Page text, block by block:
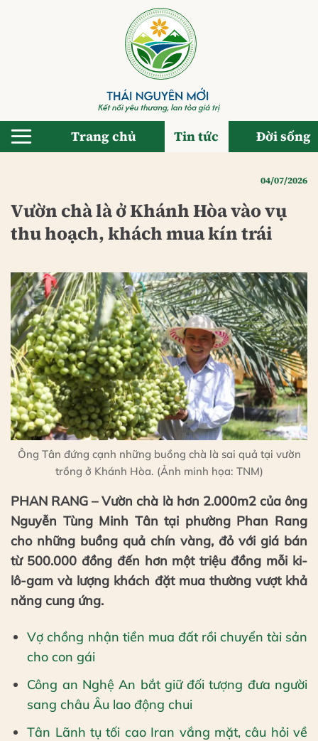
Trang chủ Tin tức Đời sống
04/07/2026
Vườn chà là ở Khánh Hòa vào vụ
thu hoạch, khách mua kín trái
Ông Tân đứng cạnh những buồng chà là sai quả tại vườn
trồng ở Khánh Hòa. (Ảnh minh họa: TNM)
PHAN RANG – Vườn chà là hơn 2.000m2 của ông
Nguyễn Tùng Minh Tân tại phường Phan Rang
cho những buồng quả chín vàng, đỏ với giá bán
từ 500.000 đồng đến hơn một triệu đồng mỗi ki-
lô-gam và lượng khách đặt mua thường vượt khả
năng cung ứng.
Vợ chồng nhận tiền mua đất rồi chuyển tài sản
cho con gái
Công an Nghệ An bắt giữ đối tượng đưa người
sang châu Âu lao động chui
Tân Lãnh tụ tối cao Iran vắng mặt, câu hỏi về